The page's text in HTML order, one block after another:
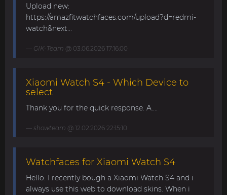
Upload new:
https://amazfitwatchfaces.com/upload?d=redmi-
watch&next...
GIK-Team @ 03.06.2026 17:16:00
Xiaomi Watch S4 - Which Device to
select
Thank you for the quick response. A....
showteam @ 12.02.2026 22:15:10
Watchfaces for Xiaomi Watch S4
Hello. I recently bough a Xiaomi Watch S4 and i
always use this web to download skins. When i